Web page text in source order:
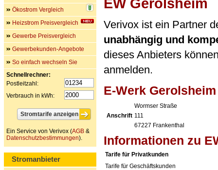
EW Gerolsheim
Verivox ist ein Partner
unabhängig und
dieses Anbieters
anmelden.
E-Werk Gerolsheim
Anschrift
Wormser Straße
111
67227 Frankenthal
Informationen zu
Tarife für Privatkunden
Tarife für Geschäftskunden
Ökostrom Vergleich
Heizstrom Preisvergleich
Gewerbe Preisvergleich
Gewerbekunden-Angebote
So einfach wechseln Sie
Schnellrechner:
Postleitzahl:
Verbrauch in kWh:
Ein Service von Verivox (AGB &
Datenschutzbestimmungen).
Stromanbieter